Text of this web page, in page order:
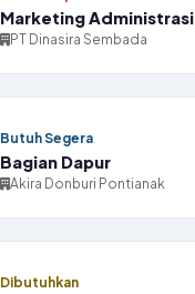
Marketing Administrasi
PT Dinasira Sembada
Butuh Segera
Bagian Dapur
Akira Donburi Pontianak
Dibutuhkan